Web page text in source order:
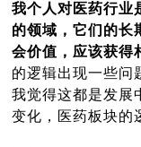
我个人对医药行业
的领域，它们的长
会价值，应该获得
的逻辑出现一些问
我觉得这都是发展
变化，医药板块的